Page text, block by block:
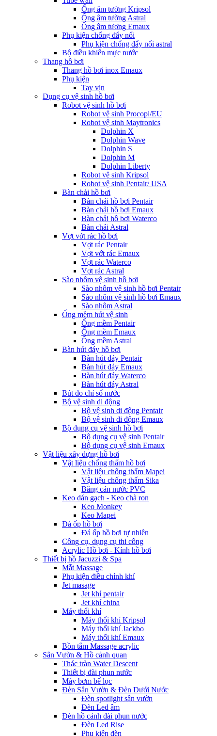
Ống âm tường Kripsol
Ống âm tường Astral
Ống âm tương Emaux
Phụ kiện chống đẩy nổi
Phụ kiện chống đẩy nổi astral
Bộ điều khiển mực nước
Thang hồ bơi
Thang hồ bơi inox Emaux
Phụ kiện
Tay vịn
Dụng cụ vệ sinh hồ bơi
Robot vệ sinh hồ bơi
Robot vệ sinh Procopi/EU
Robot vệ sinh Maytronics
Dolphin X
Dolphin Wave
Dolphin S
Dolphin M
Dolphin Liberty
Robot vệ sinh Kripsol
Robot vệ sinh Pentair/ USA
Bàn chải hồ bơi
Bàn chải hồ bơi Pentair
Bàn chải hồ bơi Emaux
Bàn chải hồ bơi Waterco
Bàn chải Astral
Vợt vớt rác hồ bơi
Vợt rác Pentair
Vợt vớt rác Emaux
Vợt rác Waterco
Vợt rác Astral
Sào nhôm vệ sinh hồ bơi
Sào nhôm vệ sinh hồ bơi Pentair
Sào nhôm vệ sinh hồ bơi Emaux
Sào nhôm Astral
Ống mềm hút vệ sinh
Ống mềm Pentair
Ống mềm Emaux
Ống mềm Astral
Bàn hút đáy hồ bơi
Bàn hút đáy Pentair
Bàn hút đáy Emaux
Bàn hút đáy Waterco
Bàn hút đáy Astral
Bút đo chỉ số nước
Bộ vệ sinh di động
Bộ vệ sinh di động Pentair
Bộ vệ sinh di động Emaux
Bộ dụng cụ vệ sinh hồ bơi
Bộ dụng cụ vệ sinh Pentair
Bộ dụng cụ vệ sinh Emaux
Vật liệu xây dựng hồ bơi
Vật liệu chống thấm hồ bơi
Vật liệu chống thấm Mapei
Vật liệu chống thấm Sika
Băng cản nước PVC
Keo dán gạch - Keo chà ron
Keo Monkey
Keo Mapei
Đá ốp hồ bơi
Đá ốp hồ bơi tự nhiên
Công cụ, dụng cụ thi công
Acrylic Hồ bơi - Kính hồ bơi
Thiết bị hồ Jacuzzi & Spa
Mắt Massage
Phụ kiện điều chỉnh khí
Jet masage
Jet khí pentair
Jet khí china
Máy thổi khí
Máy thổi khí Kripsol
Máy thổi khí Jackbo
Máy thổi khí Emaux
Bồn tắm Massage acrylic
Sân Vườn & Hồ cảnh quan
Thác tràn Water Descent
Thiết bị đài phun nước
Máy bơm bể lọc
Đèn Sân Vườn & Đèn Dưới Nước
Đèn spotlight sân vườn
Đèn Led âm
Đèn hồ cảnh đài phun nước
Đèn Led Rise
Phụ kiện đèn